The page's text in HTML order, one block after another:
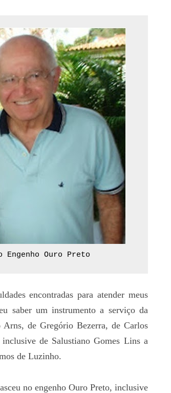
Ouro Preto
encontradas para atender meus
saber um instrumento a serviço da
de Gregório Bezerra, de Carlos
de Salustiano Gomes Lins a
de Luzinho.
no engenho Ouro Preto, inclusive